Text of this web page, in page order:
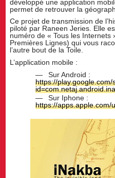
développé une application
permet de retrouver la
Ce projet de transmission de
piloté par Raneen Jeries. Elle
numéro de « Tous les Internets
Premières Lignes) qui vous
l’autre bout de la Toile.
L’application mobile :
Sur Android :
https://
Sur Iphone :
https://apps.apple.com/